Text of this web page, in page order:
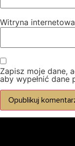
Witryna internetowa
Zapisz moje dane,
aby wypełnić dane